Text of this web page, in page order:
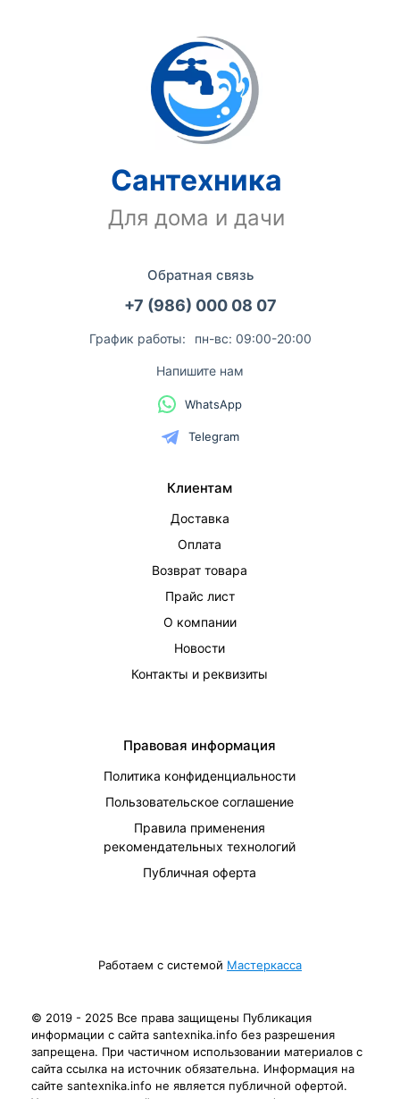
Сантехника
Для дома и дачи
Обратная связь
+7 (986) 000 08 07
График работы: пн-вс: 09:00-20:00
Напишите нам
WhatsApp
Telegram
Клиентам
Доставка
Оплата
Возврат товара
Прайс лист
О компании
Новости
Контакты и реквизиты
Правовая информация
Политика конфиденциальности
Пользовательское соглашение
Правила применения
рекомендательных технологий
Публичная оферта
Работаем с системой Мастеркасса
© 2019 - 2025 Все права защищены Публикация
информации с сайта santexnika.info без разрешения
запрещена. При частичном использовании материалов с
сайта ссылка на источник обязательна. Информация на
сайте santexnika.info не является публичной офертой.